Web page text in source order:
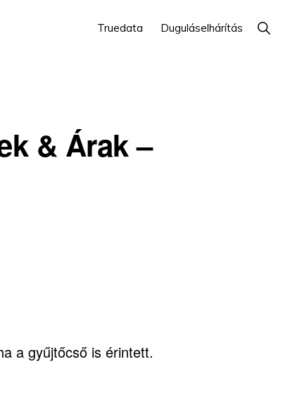
Truedata Duguláselhárítás Show
Search
& Árak –
a gyűjtőcső is érintett.